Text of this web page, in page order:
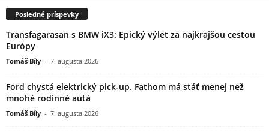
Posledné príspevky
Transfagarasan s BMW iX3: Epický výlet za najkrajšou cestou
Európy
Tomáš Bíly - 7. augusta 2026
Ford chystá elektrický pick-up. Fathom má stáť menej než
mnohé rodinné autá
Tomáš Bíly - 7. augusta 2026